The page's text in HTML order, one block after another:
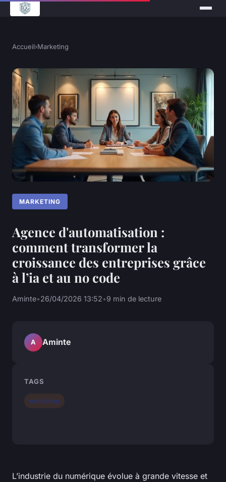
Accueil›Marketing
MARKETING
Agence d'automatisation :
comment transformer la
croissance des entreprises grâce
à l’ia et au no code
Aminte•26/04/2026 13:52•9 min de lecture
L’industrie du numérique évolue à grande vitesse et
A Aminte
TAGS
marketing